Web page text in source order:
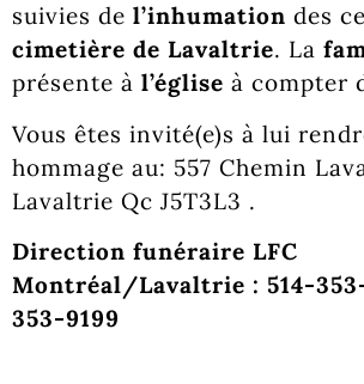
suivies de l’inhumation des
cimetière de Lavaltrie. La
présente à l’église à compter
Vous êtes invité(e)s à lui
hommage au: 557 Chemin
Lavaltrie Qc J5T3L3 .
Direction funéraire LFC
Montréal/Lavaltrie : 514-
353-9199